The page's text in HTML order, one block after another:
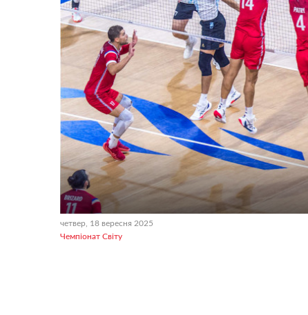
четвер, 18 вересня 2025
Чемпіонат Світу